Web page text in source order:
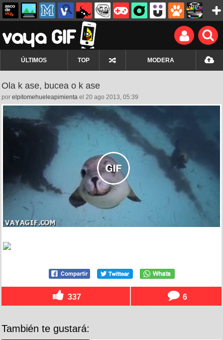
ÚLTIMOS TOP MODERA
Ola k ase, bucea o k ase
por elpitomehueleapimienta el 20 ago 2013, 05:39
337 6
También te gustará: